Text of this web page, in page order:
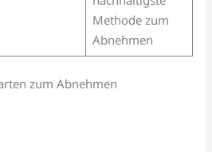
Methode zum
Abnehmen
zum Abnehmen